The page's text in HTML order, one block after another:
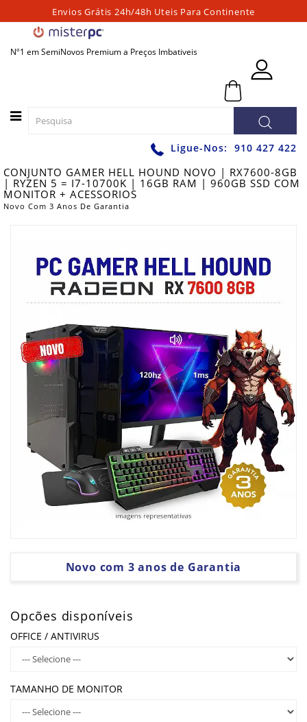
Envios Grátis 24h/48h Uteis Para Continente
Nº1 em SemiNovos Premium a Preços Imbativeis
Categorias
FIXOS
PARA
JOGOS
MONITORES
ACESSÓRIOS
SOFTWARE
Ligue-Nos: 910 427 422
CONJUNTO GAMER HELL HOUND NOVO | RX7600-8GB
| RYZEN 5 = I7-10700K | 16GB RAM | 960GB SSD COM
MONITOR + ACESSORIOS
Novo Com 3 Anos De Garantia
Novo com 3 anos de Garantia
Opcões disponíveis
OFFICE / ANTIVIRUS
TAMANHO DE MONITOR